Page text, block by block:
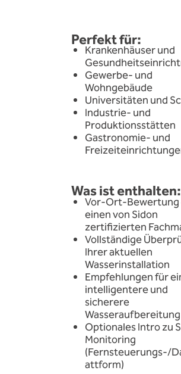
Perfekt für:
Krankenhäuser und
Gewerbe- und
Wohngebäude
Universitäten und
Industrie- und
Produktionsstätten
Gastronomie- und
Was ist enthalten:
Vor-Ort-Bewertung
einen von Sidon
zertifizierten
Vollständige
Ihrer aktuellen
Wasserinstallation
Empfehlungen für
intelligentere und
sicherere
Wasseraufbereitung
Optionales Intro zu
Monitoring
(Fernsteuerungs-/
attform)